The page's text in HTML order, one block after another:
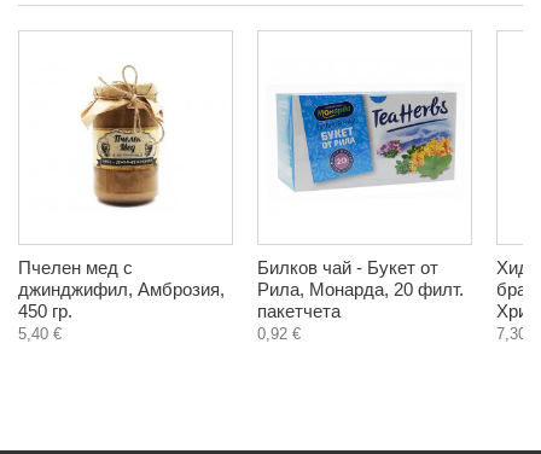
Пчелен мед с
джинджифил, Амброзия,
450 гр.
5,40 €
Билков чай - Букет от
Рила, Монарда, 20 филт.
пакетчета
0,92 € 7,30 €